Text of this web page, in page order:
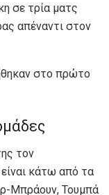
σε τρία ματς
απέναντι στον
στο πρώτο
τον
κάτω από τα
Μπράουν, Τουμπά